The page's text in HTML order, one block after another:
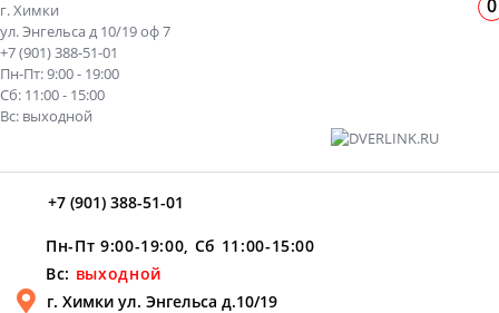
г. Химки
ул. Энгельса д 10/19 оф 7
+7 (901) 388-51-01
Пн-Пт: 9:00 - 19:00
Сб: 11:00 - 15:00
Вс: выходной
+7 (901) 388-51-01
Пн-Пт 9:00-19:00, Сб 11:00-15:00
Вс: выходной
г. Химки ул. Энгельса д.10/19
0